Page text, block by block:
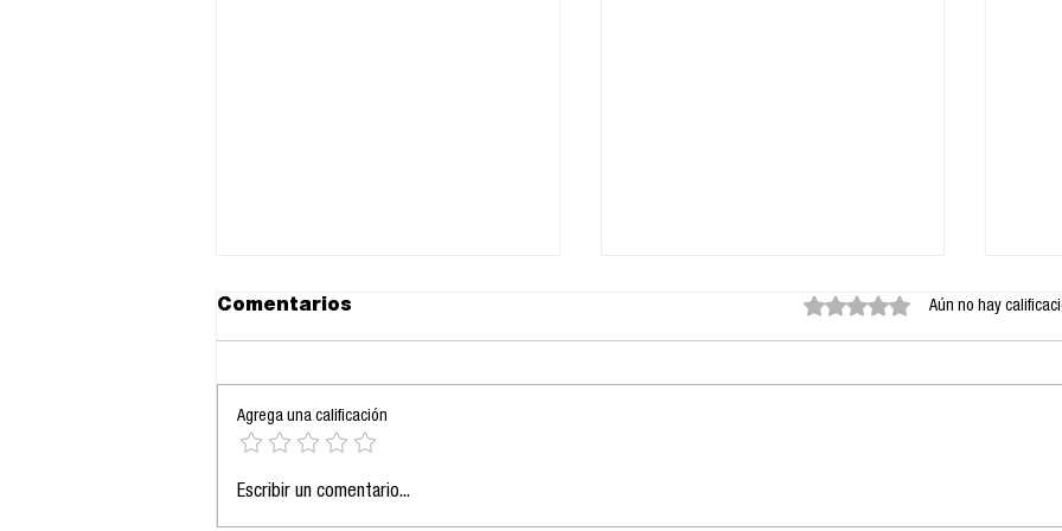
La orfandad del Otro:
Comentarios Obtuvo 0 de 5 estrellas.
Aún no hay
Agrega una calificación
Escribir un comentario...